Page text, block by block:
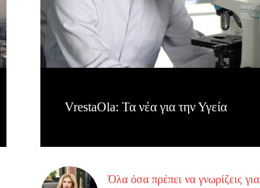
VrestaOla: Τα νέα για την Υγεία
Όλα όσα πρέπει να γνωρίζεις